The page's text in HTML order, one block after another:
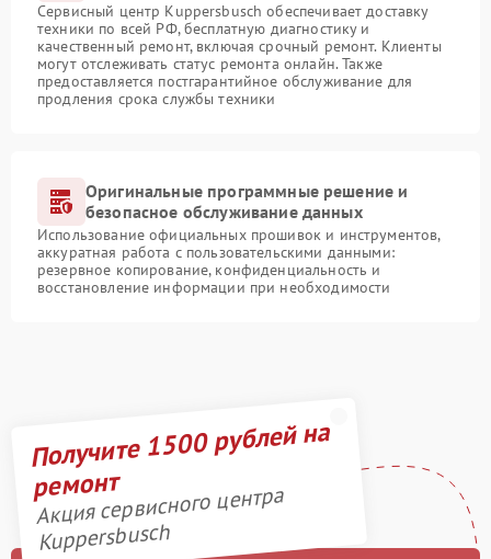
Сервисный центр Kuppersbusch обеспечивает доставку
техники по всей РФ, бесплатную диагностику и
качественный ремонт, включая срочный ремонт. Клиенты
могут отслеживать статус ремонта онлайн. Также
предоставляется постгарантийное обслуживание для
продления срока службы техники
Оригинальные программные решение и
безопасное обслуживание данных
Использование официальных прошивок и инструментов,
аккуратная работа с пользовательскими данными:
резервное копирование, конфиденциальность и
восстановление информации при необходимости
Получите 1500 рублей на
ремонт
Акция сервисного центра
Kuppersbusch